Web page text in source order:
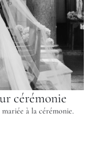
cérémonie
à la cérémonie.